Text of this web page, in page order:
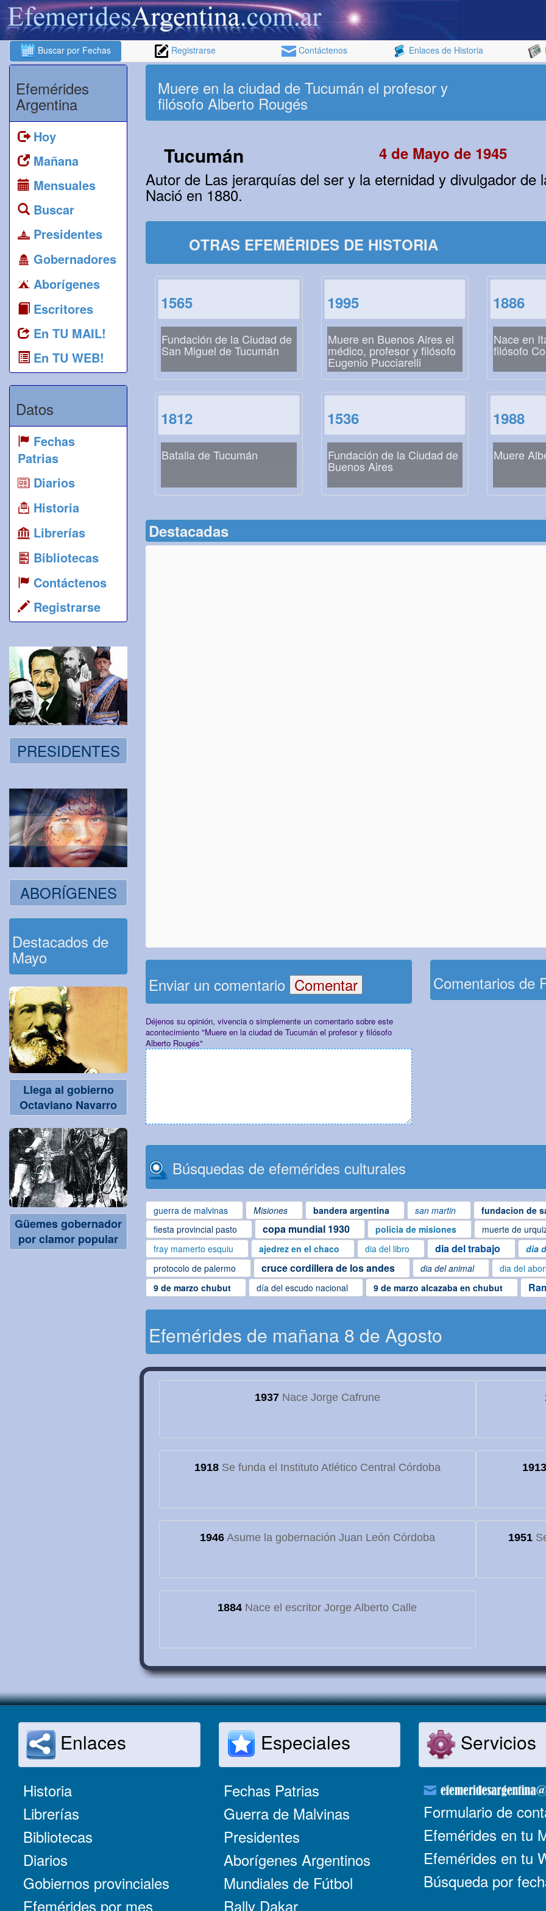
Buscar por Fechas Registrarse Contáctenos Enlaces de Historia
Efemérides
Argentina
Hoy
Mañana
Mensuales
Buscar
Presidentes
Gobernadores
Aborígenes
Escritores
En TU MAIL!
En TU WEB!
Datos
Fechas
Patrias
Diarios
Historia
Librerías
Bibliotecas
Contáctenos
Registrarse
PRESIDENTES
ABORÍGENES
Destacados de
Mayo
Llega al gobierno
Octaviano Navarro
Güemes gobernador
por clamor popular
Muere en la ciudad de Tucumán el profesor y
filósofo Alberto Rougés
Tucumán 4 de Mayo de 1945
Autor de Las jerarquías del ser y la eternidad y divulgador
Nació en 1880.
OTRAS EFEMÉRIDES DE HISTORIA
1565
Fundación de la Ciudad de
San Miguel de Tucumán
1995
Muere en Buenos Aires el
médico, profesor y filósofo
Eugenio Pucciarelli
1886
Nace en
filósofo
1812
Batalla de Tucumán
1536
Fundación de la Ciudad de
Buenos Aires
1988
Muere
Destacadas
Enviar un comentario
Déjenos su opinión, vivencia o simplemente un comentario sobre este
acontecimiento "Muere en la ciudad de Tucumán el profesor y filósofo
Alberto Rougés"
Comentarios de
Búsquedas de efemérides culturales
guerra de malvinas Misiones bandera argentina san martin fundacion de
fiesta provincial pasto
copa mundial 1930 policia de misiones muerte de
fray mamerto esquiu ajedrez en el chaco dia del libro dia del trabajo dia
protocolo de palermo
cruce cordillera de los andes dia del animal dia del
9 de marzo chubut día del escudo nacional 9 de marzo alcazaba en chubut
Efemérides de mañana 8 de Agosto
1937Nace Jorge Cafrune
1918Se funda el Instituto Atlético Central Córdoba 1913
1946Asume la gobernación Juan León Córdoba 1951
1884 Nace el escritor Jorge Alberto Calle
Enlaces
Historia
Librerías
Bibliotecas
Diarios
Gobiernos provinciales
Efemérides por mes
Especiales
Fechas Patrias
Guerra de Malvinas
Presidentes
Aborígenes Argentinos
Mundiales de Fútbol
Rally Dakar
Servicios
Formulario de
Efemérides en tu
Efemérides en tu
Búsqueda por